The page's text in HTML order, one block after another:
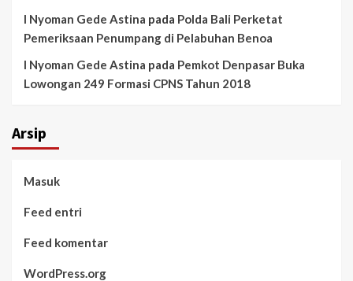
I Nyoman Gede Astina pada Polda Bali Perketat
Pemeriksaan Penumpang di Pelabuhan Benoa
I Nyoman Gede Astina pada Pemkot Denpasar Buka
Lowongan 249 Formasi CPNS Tahun 2018
Arsip
Masuk
Feed entri
Feed komentar
WordPress.org